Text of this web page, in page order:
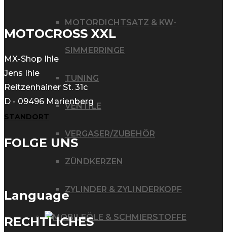
MOTORDICHTSATZ & KW-
SIMMERRINGE
TUNING
VENTILE
VERGASER/ZUBEHÖR
ZÜNDKERZEN
ZYLINDER & ZYLINDERKOPF
ÖLE & SCHMIERSTOFFE
MOTOCROSS XXL
MX-Shop Ihle
Jens Ihle
Reitzenhainer St. 31c
D - 09496 Marienberg
STANDORT
FOLGE UNS
Language
RECHTLICHES